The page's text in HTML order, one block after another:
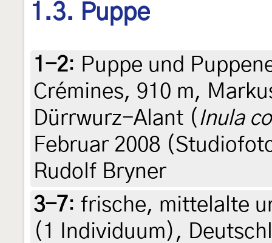
1.3. Puppe
1-2: Puppe und
Crémines, 910 m,
Dürrwurz-Alant ( Inula
Februar 2008
Rudolf Bryner
3-7: frische, mittelalte
(1 Individuum),